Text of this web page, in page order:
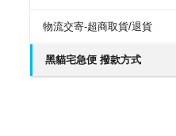
物流交寄-超商取貨/退貨
黑貓宅急便 撥款方式